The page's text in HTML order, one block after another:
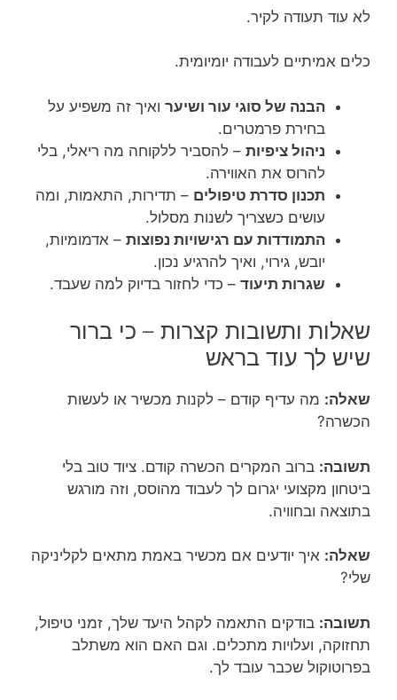
לא עוד תעודה לקיר.
כלים אמיתיים לעבודה יומיומית.
הבנה של סוגי עור ושיער ואיך זה משפיע על
בחירת פרמטרים.
ניהול ציפיות – להסביר ללקוחה מה ריאלי, בלי
להרוס את האווירה.
תכנון סדרת טיפולים – תדירות, התאמות, ומה
עושים כשצריך לשנות מסלול.
התמודדות עם רגישויות נפוצות – אדמומיות,
יובש, גירוי, ואיך להרגיע נכון.
שגרות תיעוד – כדי לחזור בדיוק למה שעבד.
שאלות ותשובות קצרות – כי ברור
שיש לך עוד בראש
שאלה: מה עדיף קודם – לקנות מכשיר או לעשות
הכשרה?
תשובה: ברוב המקרים הכשרה קודם. ציוד טוב בלי
ביטחון מקצועי יגרום לך לעבוד מהוסס, וזה מורגש
בתוצאה ובחוויה.
שאלה: איך יודעים אם מכשיר באמת מתאים לקליניקה
שלי?
תשובה: בודקים התאמה לקהל היעד שלך, זמני טיפול,
תחזוקה, ועלויות מתכלים. וגם האם הוא משתלב
בפרוטוקול שכבר עובד לך.